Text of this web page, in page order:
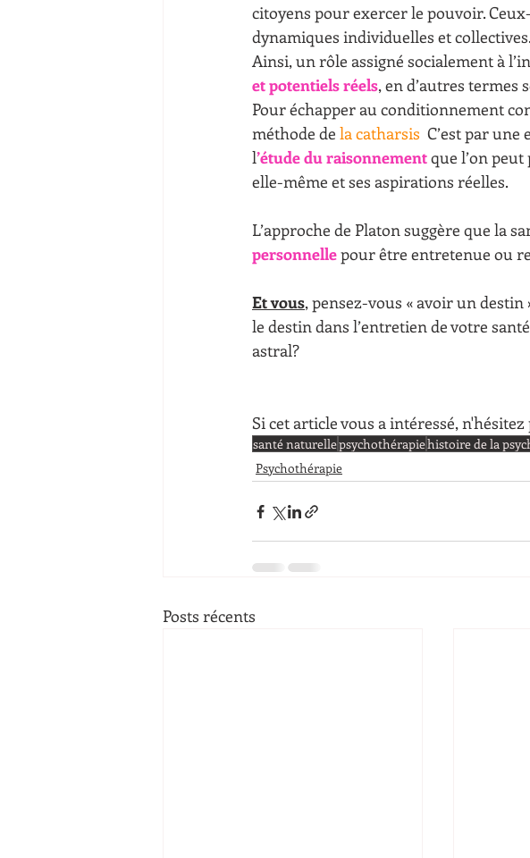
citoyens pour exercer le pouvoir.
dynamiques individuelles et collectives.
Ainsi, un rôle assigné socialement à
et potentiels réels, en d’autres termes
Pour échapper au conditionnement
méthode de la catharsis C’est par
l’étude du raisonnement que l’on
elle-même et ses aspirations réelles.
L’approche de Platon suggère que la
personnelle pour être entretenue ou
Et vous, pensez-vous « avoir un destin
le destin dans l’entretien de votre
astral?
Si cet article vous a intéressé,
santé naturellepsychothérapiehistoire de la
Psychothérapie
Posts récents